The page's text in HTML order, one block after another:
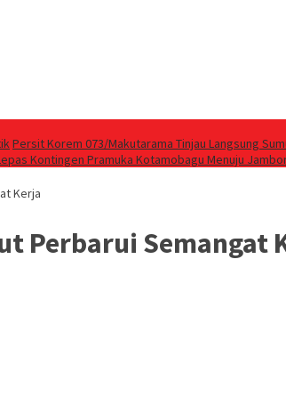
Persit Korem 073/Makutarama Tinjau Langsung
Kontingen Pramuka Kotamobagu Menuju
Kerja
Perbarui Semangat